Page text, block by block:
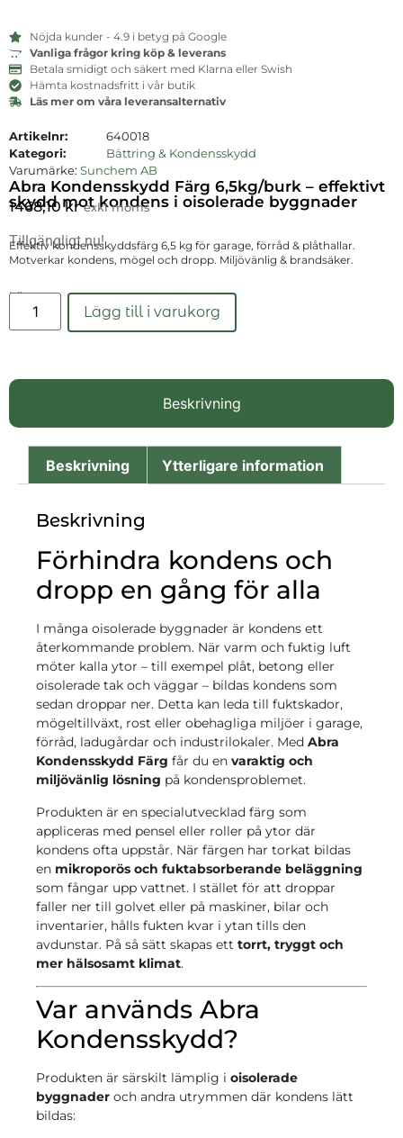
Nöjda kunder - 4.9 i betyg på Google
Vanliga frågor kring köp & leverans
Betala smidigt och säkert med Klarna eller Swish
Hämta kostnadsfritt i vår butik
Läs mer om våra leveransalternativ
Artikelnr:
640018
Kategori:
Bättring & Kondensskydd
Varumärke: Sunchem AB
Abra Kondensskydd Färg 6,5kg/burk – effektivt
skydd mot kondens i oisolerade byggnader
1468,10kr exkl moms
Tillgängligt nu!
Effektiv kondensskyddsfärg 6,5 kg för garage, förråd & plåthallar.
Motverkar kondens, mögel och dropp. Miljövänlig & brandsäker.
Läs mer
Lägg till i varukorg
Beskrivning
Beskrivning Ytterligare information
Beskrivning
Förhindra kondens och
dropp en gång för alla
I många oisolerade byggnader är kondens ett
återkommande problem. När varm och fuktig luft
möter kalla ytor – till exempel plåt, betong eller
oisolerade tak och väggar – bildas kondens som
sedan droppar ner. Detta kan leda till fuktskador,
mögeltillväxt, rost eller obehagliga miljöer i garage,
förråd, ladugårdar och industrilokaler. Med Abra
Kondensskydd Färg får du en varaktig och
miljövänlig lösning på kondensproblemet.
Produkten är en specialutvecklad färg som
appliceras med pensel eller roller på ytor där
kondens ofta uppstår. När färgen har torkat bildas
en mikroporös och fuktabsorberande beläggning
som fångar upp vattnet. I stället för att droppar
faller ner till golvet eller på maskiner, bilar och
inventarier, hålls fukten kvar i ytan tills den
avdunstar. På så sätt skapas ett torrt, tryggt och
mer hälsosamt klimat.
Var används Abra
Kondensskydd?
Produkten är särskilt lämplig i oisolerade
byggnader och andra utrymmen där kondens lätt
bildas: